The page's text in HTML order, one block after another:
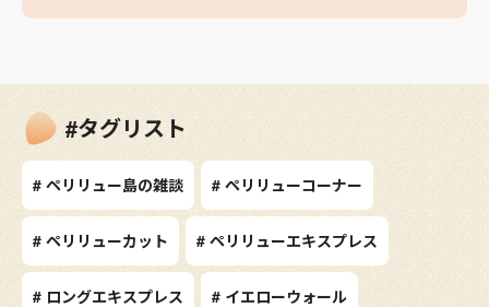
#タグリスト
# ペリリュー島の雑談 # ペリリューコーナー
# ペリリューカット # ペリリューエキスプレス
# ロングエキスプレス # イエローウォール